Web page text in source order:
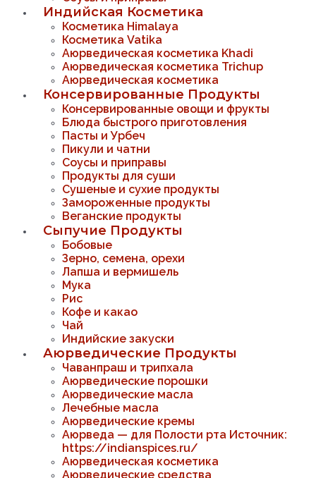
Индийская Косметика
Косметика Himalaya
Косметика Vatika
Аюрведическая коcметика Khadi
Аюрведическая коcметика Trichup
Аюрведическая косметика
Консервированные Продукты
Консервированные овощи и фрукты
Блюда быстрого приготовления
Пасты и Урбеч
Пикули и чатни
Соусы и приправы
Продукты для суши
Сушеные и сухие продукты
Замороженные продукты
Веганские продукты
Сыпучие Продукты
Бобовые
Зерно, семена, орехи
Лапша и вермишель
Мука
Рис
Кофе и какао
Чай
Индийские закуски
Аюрведические Продукты
Чаванпраш и трипхала
Аюрведические порошки
Аюрведические масла
Лечебные масла
Аюрведические кремы
Аюрведа — для Полости рта Источник:
https://indianspices.ru/
Аюрведическая косметика
Аюрведические средства